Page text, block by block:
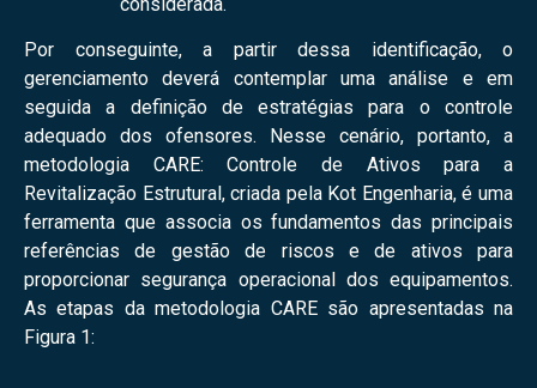
Por conseguinte, a partir dessa identificação, o
gerenciamento deverá contemplar uma análise e em
seguida a definição de estratégias para o controle
adequado dos ofensores. Nesse cenário, portanto, a
metodologia CARE: Controle de Ativos para a
Revitalização Estrutural, criada pela Kot Engenharia, é uma
ferramenta que associa os fundamentos das principais
referências de gestão de riscos e de ativos para
proporcionar segurança operacional dos equipamentos.
As etapas da metodologia CARE são apresentadas na
Figura 1: